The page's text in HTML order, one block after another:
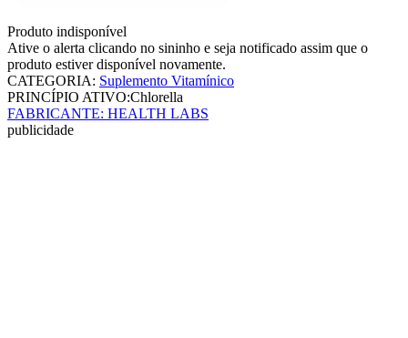
Produto indisponível
Ative o alerta clicando no sininho e seja notificado assim que o
produto estiver disponível novamente.
CATEGORIA: Suplemento Vitamínico
PRINCÍPIO ATIVO:Chlorella
FABRICANTE: HEALTH LABS
publicidade